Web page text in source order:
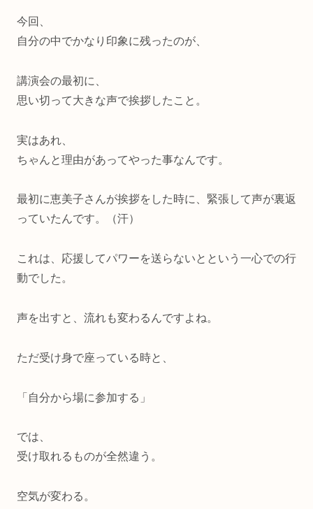
今回、
自分の中でかなり印象に残ったのが、
講演会の最初に、
思い切って大きな声で挨拶したこと。
実はあれ、
ちゃんと理由があってやった事なんです。
最初に恵美子さんが挨拶をした時に、緊張して声が裏返
っていたんです。（汗）
これは、応援してパワーを送らないとという一心での行
動でした。
声を出すと、流れも変わるんですよね。
ただ受け身で座っている時と、
「自分から場に参加する」
では、
受け取れるものが全然違う。
空気が変わる。